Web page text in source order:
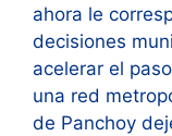
ahora le
decisiones
acelerar el
una red
de Panchoy